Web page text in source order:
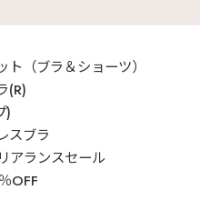
ト（ブラ＆ショーツ）
(R)
)
スブラ
アランスセール
OFF